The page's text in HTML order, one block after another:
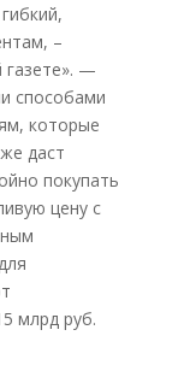
–
газете». —
способами
которые
даст
покупать
цену с
млрд руб.